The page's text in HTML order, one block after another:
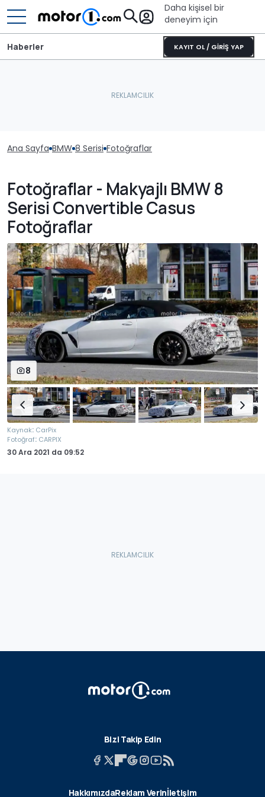
Daha kişisel bir
deneyim için
KAYIT OL / GİRİŞ YAP
Haberler
Ana Sayfa BMW 8 Serisi Fotoğraflar
Fotoğraflar - Makyajlı BMW 8
Serisi Convertible Casus
Fotoğraflar
8
Kaynak: CarPix
Fotoğraf: CARPIX
30 Ara 2021 da 09:52
Bizi Takip Edin
HakkımızdaReklam Verinİletişim